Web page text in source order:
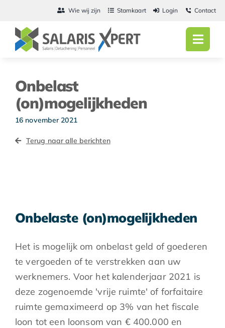
inhoud
Wie wij zijn Stamkaart Login Contact
Onbelast
(on)mogelijkheden
16 november 2021
Terug naar alle berichten
Onbelaste (on)mogelijkheden
Het is mogelijk om onbelast geld of goederen
te vergoeden of te verstrekken aan uw
werknemers. Voor het kalenderjaar 2021 is
deze zogenoemde 'vrije ruimte' of forfaitaire
ruimte gemaximeerd op 3% van het fiscale
loon tot een loonsom van € 400.000 en